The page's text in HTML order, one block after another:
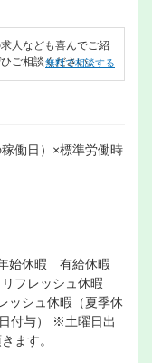
人なども喜んでご紹
ご相談ください。
無料で相談する
働日）×標準労働時
始休暇 有給休暇
フレッシュ休暇
ッシュ休暇（夏季休
付与） ※土曜日出
ます。